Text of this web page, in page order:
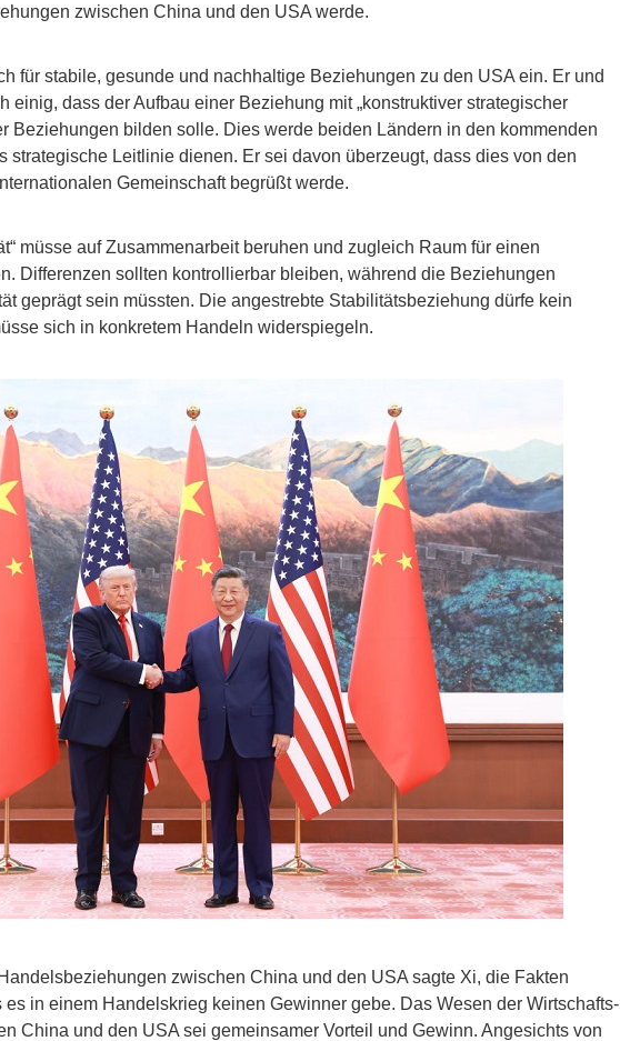
zwischen China und den USA werde.
für stabile, gesunde und nachhaltige Beziehungen zu den USA ein. Er und
einig, dass der Aufbau einer Beziehung mit „konstruktiver strategischer
Beziehungen bilden solle. Dies werde beiden Ländern in den kommenden
strategische Leitlinie dienen. Er sei davon überzeugt, dass dies von den
Gemeinschaft begrüßt werde.
müsse auf Zusammenarbeit beruhen und zugleich Raum für einen
Differenzen sollten kontrollierbar bleiben, während die Beziehungen
geprägt sein müssten. Die angestrebte Stabilitätsbeziehung dürfe kein
sich in konkretem Handeln widerspiegeln.
zwischen China und den USA sagte Xi, die Fakten
in einem Handelskrieg keinen Gewinner gebe. Das Wesen der Wirtschafts-
China und den USA sei gemeinsamer Vorteil und Gewinn. Angesichts von